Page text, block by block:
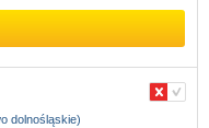
dolnośląskie)